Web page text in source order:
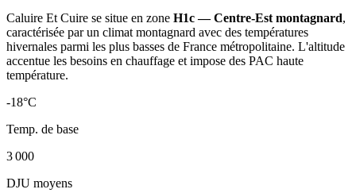
Caluire Et Cuire se situe en zone H1c — Centre-Est montagnard,
caractérisée par un climat montagnard avec des températures
hivernales parmi les plus basses de France métropolitaine. L'altitude
accentue les besoins en chauffage et impose des PAC haute
température.
-18°C
Temp. de base
3 000
DJU moyens